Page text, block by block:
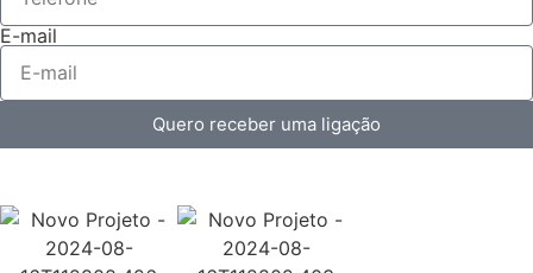
E-mail
Quero receber uma ligação